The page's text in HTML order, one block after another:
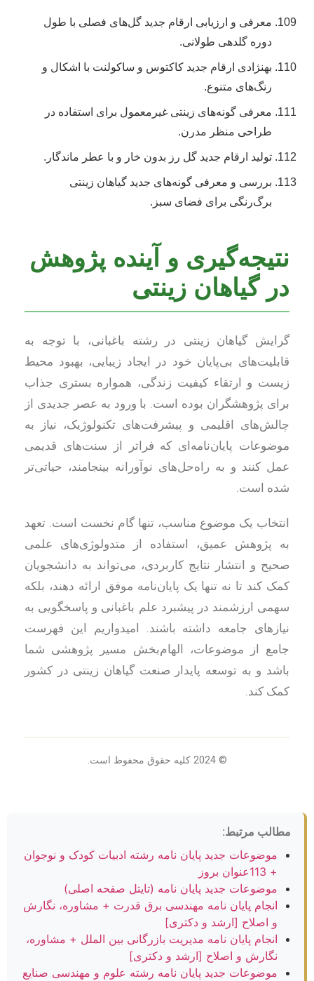
معرفی و ارزیابی ارقام جدید گل‌های فصلی با طول
دوره گلدهی طولانی.
بهنژادی ارقام جدید کاکتوس و ساکولنت با اشکال و
رنگ‌های متنوع.
معرفی گونه‌های زینتی غیرمعمول برای استفاده در
طراحی منظر مدرن.
تولید ارقام جدید گل رز بدون خار و با عطر ماندگار.
بررسی و معرفی گونه‌های جدید گیاهان زینتی
برگ‌رنگی برای فضای سبز.
نتیجه‌گیری و آینده پژوهش
در گیاهان زینتی
گرایش گیاهان زینتی در رشته باغبانی، با توجه به
قابلیت‌های بی‌پایان خود در ایجاد زیبایی، بهبود محیط
زیست و ارتقاء کیفیت زندگی، همواره بستری جذاب
برای پژوهشگران بوده است. با ورود به عصر جدیدی از
چالش‌های اقلیمی و پیشرفت‌های تکنولوژیک، نیاز به
موضوعات پایان‌نامه‌ای که فراتر از سنت‌های قدیمی
عمل کنند و به راه‌حل‌های نوآورانه بینجامند، حیاتی‌تر
شده است.
انتخاب یک موضوع مناسب، تنها گام نخست است. تعهد
به پژوهش عمیق، استفاده از متدولوژی‌های علمی
صحیح و انتشار نتایج کاربردی، می‌تواند به دانشجویان
کمک کند تا نه تنها یک پایان‌نامه موفق ارائه دهند، بلکه
سهمی ارزشمند در پیشبرد علم باغبانی و پاسخگویی به
نیازهای جامعه داشته باشند. امیدواریم این فهرست
جامع از موضوعات، الهام‌بخش مسیر پژوهشی شما
باشد و به توسعه پایدار صنعت گیاهان زینتی در کشور
کمک کند.
© 2024 کلیه حقوق محفوظ است.
مطالب مرتبط:
موضوعات جدید پایان نامه رشته ادبیات کودک و نوجوان
+ 113عنوان بروز
موضوعات جدید پایان نامه (تایتل صفحه اصلی)
انجام پایان نامه مهندسی برق قدرت + مشاوره، نگارش
و اصلاح [ارشد و دکتری]
انجام پایان نامه مدیریت بازرگانی بین الملل + مشاوره،
نگارش و اصلاح [ارشد و دکتری]
موضوعات جدید پایان نامه رشته علوم و مهندسی صنایع